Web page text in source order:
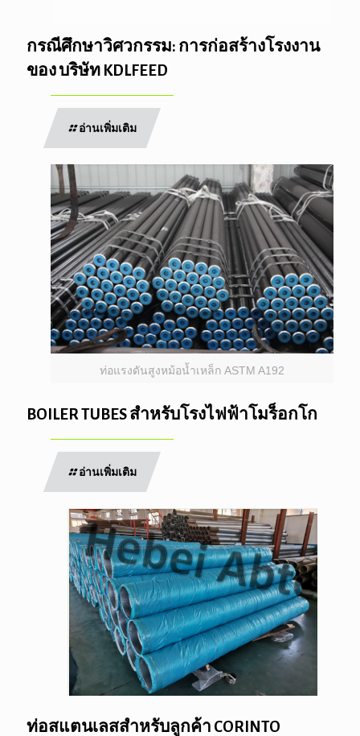
กรณีศึกษาวิศวกรรม: การก่อสร้างโรงงาน
ของ บริษัท KDLFEED
อ่านเพิ่มเติม
ท่อแรงดันสูงหม้อน้ำเหล็ก ASTM A192
BOILER TUBES สำหรับโรงไฟฟ้าโมร็อกโก
อ่านเพิ่มเติม
ท่อสแตนเลสสำหรับลูกค้า CORINTO